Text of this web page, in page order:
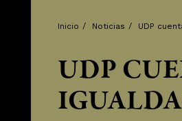
Inicio / Noticias / UDP
UDP